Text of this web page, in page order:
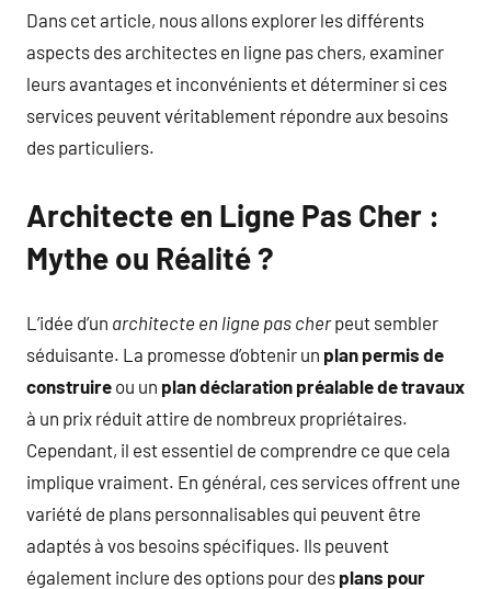
Dans cet article, nous allons explorer les différents
aspects des architectes en ligne pas chers, examiner
leurs avantages et inconvénients et déterminer si ces
services peuvent véritablement répondre aux besoins
des particuliers.
Architecte en Ligne Pas Cher :
Mythe ou Réalité ?
L’idée d’un architecte en ligne pas cherpeut sembler
séduisante. La promesse d’obtenir un plan permis de
construire ou un plan déclaration préalable de travaux
à un prix réduit attire de nombreux propriétaires.
Cependant, il est essentiel de comprendre ce que cela
implique vraiment. En général, ces services offrent une
variété de plans personnalisables qui peuvent être
adaptés à vos besoins spécifiques. Ils peuvent
également inclure des options pour des plans pour